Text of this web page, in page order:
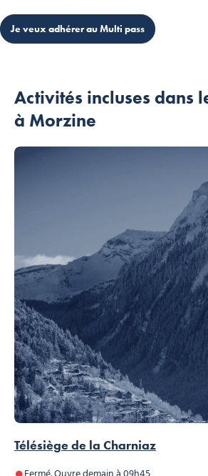
Je veux adhérer au Multi pass
Activités incluses dans
à Morzine
Télésiège de la Charniaz